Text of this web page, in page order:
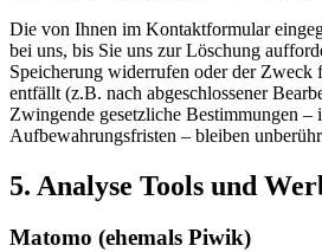
Die von Ihnen im Kontaktformular
bei uns, bis Sie uns zur Löschung
Speicherung widerrufen oder der Zweck
entfällt (z.B. nach abgeschlossener
Zwingende gesetzliche Bestimmungen –
Aufbewahrungsfristen – bleiben
5. Analyse Tools und
Matomo (ehemals Piwik)